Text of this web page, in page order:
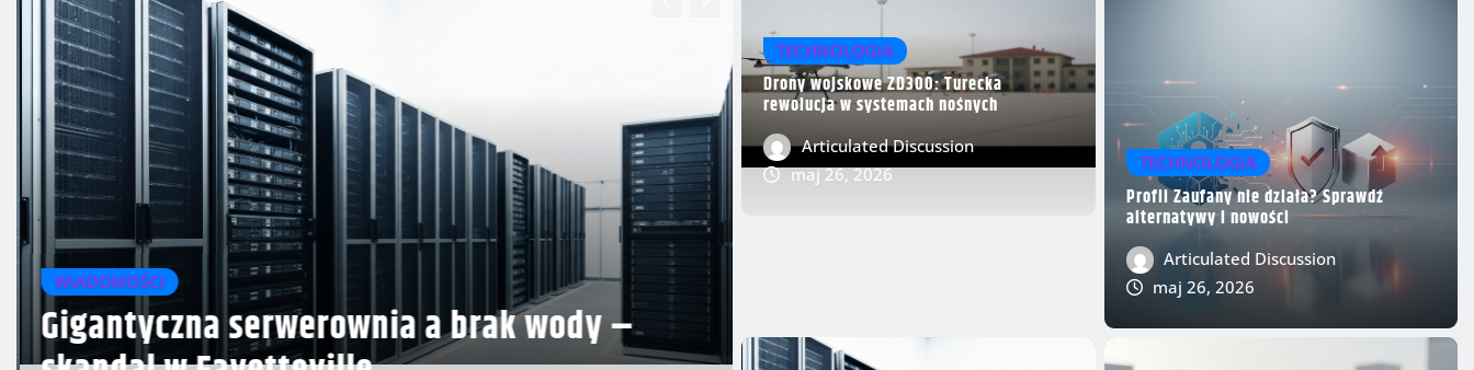
TECHNOLOGIA
Drony wojskowe ZD300: Turecka
rewolucja w systemach nośnych
Articulated Discussion
maj 26, 2026
TECHNOLOGIA
Profil Zaufany nie działa? Sprawdź
alternatywy i nowości
Articulated Discussion
maj 26, 2026